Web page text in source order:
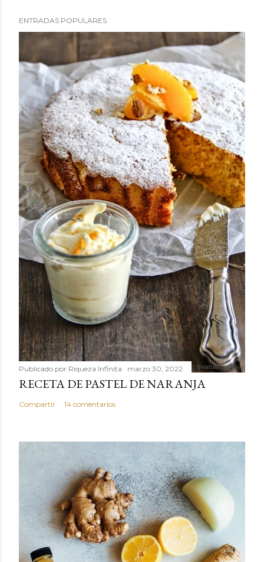
ENTRADAS POPULARES
Publicado por Riqueza Infinita marzo 30, 2022
RECETA DE PASTEL DE NARANJA
Compartir 14 comentarios